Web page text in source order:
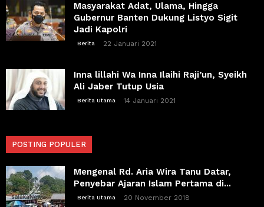
Masyarakat Adat, Ulama, Hingga
Gubernur Banten Dukung Listyo Sigit
Jadi Kapolri
Berita 22 Januari 2021
Inna lillahi Wa Inna Ilaihi Raji’un, Syeikh
Ali Jaber Tutup Usia
Berita Utama 14 Januari 2021
POSTING POPULER
Mengenal Rd. Aria Wira Tanu Datar,
Penyebar Ajaran Islam Pertama di...
Berita Utama 20 November 2018